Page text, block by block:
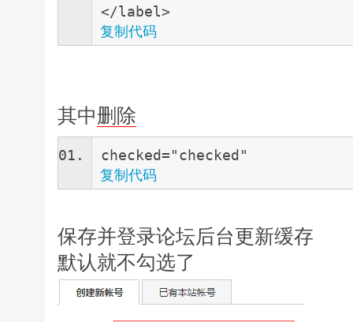
</label>
复制代码
其中删除
checked="checked"
复制代码
保存并登录论坛后台更新缓存
默认就不勾选了